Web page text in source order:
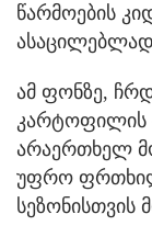
წარმოების
ამ ფონზე,
კარტოფილის
არაერთხელ
უფრო
სეზონისთვის